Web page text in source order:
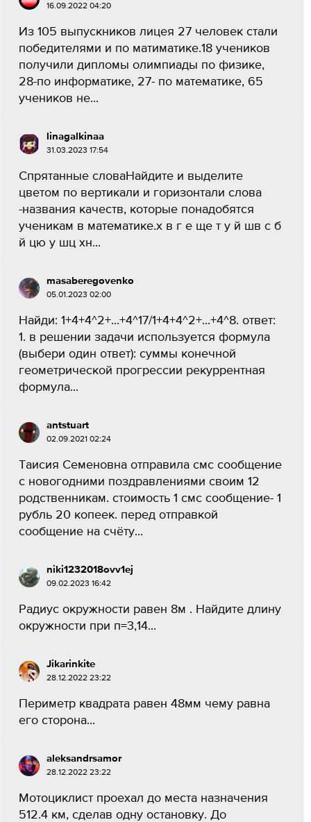
16.09.2022 04:20
Из 105 выпускников лицея 27 человек стали
победителями и по матиматике.18 учеников
получили дипломы олимпиады по физике,
28-по информатике, 27- по математике, 65
учеников не...
linagalkinaa
31.03.2023 17:54
Спрятанные словаНайдите и выделите
цветом по вертикали и горизонтали слова
-названия качеств, которые понадобятся
ученикам в математике.x в г е ще т у й шв с б
й цю у шц xн...
masaberegovenko
05.01.2023 02:00
Найди: 1+4+4^2+...+4^17/1+4+4^2+...+4^8. ответ:
1. в решении задачи используется формула
(выбери один ответ): суммы конечной
геометрической прогрессии рекуррентная
формула...
antstuart
02.09.2021 02:24
Таисия Семеновна отправила смс сообщение
с новогодними поздравлениями своим 12
родственникам. стоимость 1 смс сообщение- 1
рубль 20 копеек. перед отправкой
сообщение на счёту...
niki1232018ovv1ej
09.02.2023 16:42
Радиус окружности равен 8м . Найдите длину
окружности при п=3,14...
Jikarinkite
28.12.2022 23:22
Периметр квадрата равен 48мм чему равна
его сторона...
aleksandrsamor
28.12.2022 23:22
Мотоциклист проехал до места назначения
512.4 км, сделав одну остановку. До